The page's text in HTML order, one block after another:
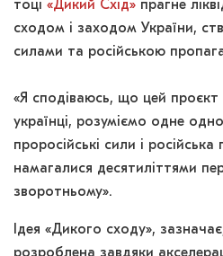
тоці «Дикий Схід» прагне
сходом і заходом України,
силами та російською
«Я сподіваюсь, що цей
українці, розуміємо одне
проросійські сили і
намагалися десятиліттями
зворотньому».
Ідея «Дикого сходу»,